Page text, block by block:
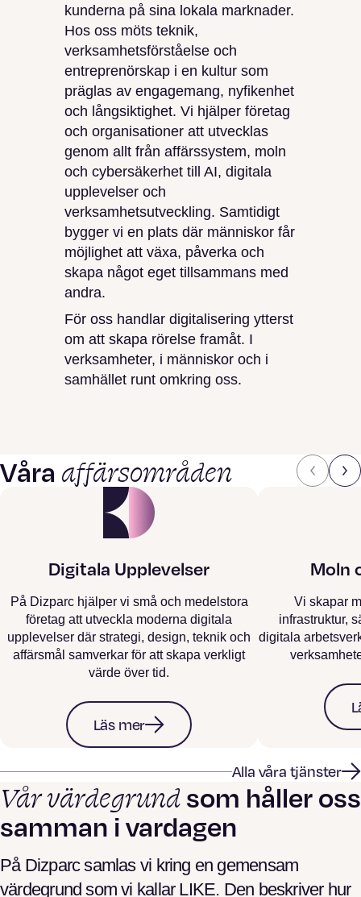
kunderna på sina lokala marknader.
Hos oss möts teknik,
verksamhetsförståelse och
entreprenörskap i en kultur som
präglas av engagemang, nyfikenhet
och långsiktighet. Vi hjälper företag
och organisationer att utvecklas
genom allt från affärssystem, moln
och cybersäkerhet till AI, digitala
upplevelser och
verksamhetsutveckling. Samtidigt
bygger vi en plats där människor får
möjlighet att växa, påverka och
skapa något eget tillsammans med
andra.
För oss handlar digitalisering ytterst
om att skapa rörelse framåt. I
verksamheter, i människor och i
samhället runt omkring oss.
Våra affärsområden
Digitala Upplevelser
På Dizparc hjälper vi små och medelstora
företag att utveckla moderna digitala
upplevelser där strategi, design, teknik och
affärsmål samverkar för att skapa verkligt
värde över tid.
Läs mer
Moln
Vi skapar
infrastruktur,
digitala
Alla våra tjänster
Vår värdegrundsom håller oss
samman i vardagen
På Dizparc samlas vi kring en gemensam
värdegrund som vi kallar LIKE. Den beskriver hur